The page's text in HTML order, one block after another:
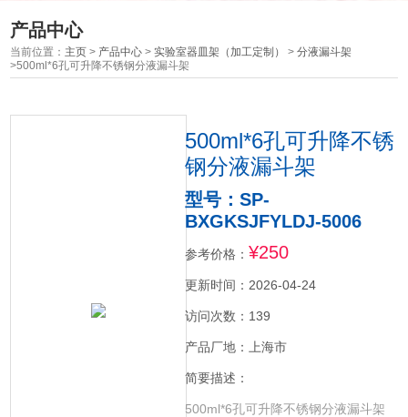
产品中心
当前位置： 主页 > 产品中心 >实验室器皿架（加工定制） >分液漏斗架
>500ml*6孔可升降不锈钢分液漏斗架
500ml*6孔可升降不锈
钢分液漏斗架
型号：SP-
BXGKSJFYLDJ-5006
参考价格： ¥250
更新时间：2026-04-24
访问次数：139
产品厂地：上海市
简要描述：
500ml*6孔可升降不锈钢分液漏斗架